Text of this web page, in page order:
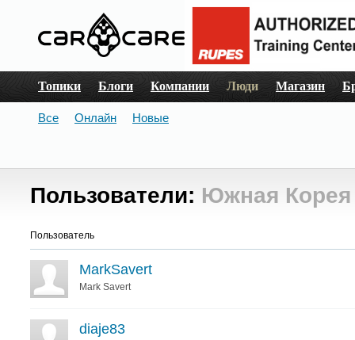
Топики Блоги Компании Люди Магазин
Все Онлайн Новые
Пользователи: Южная Корея
Пользователь
MarkSavert
Mark Savert
diaje83